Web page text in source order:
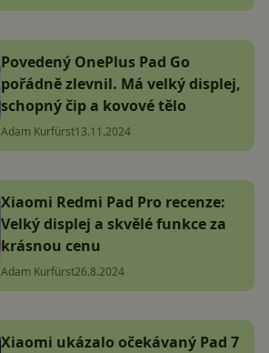
Povedený OnePlus Pad Go
pořádně zlevnil. Má velký displej,
schopný čip a kovové tělo
Adam Kurfürst13.11.2024
Xiaomi Redmi Pad Pro recenze:
Velký displej a skvělé funkce za
krásnou cenu
Adam Kurfürst26.8.2024
Xiaomi ukázalo očekávaný Pad 7